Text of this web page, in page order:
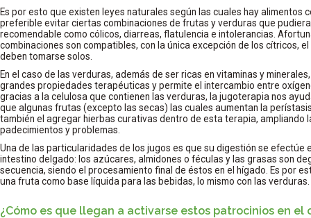
Es por esto que existen leyes naturales según las cuales hay alimentos
preferible evitar ciertas combinaciones de frutas y verduras que
recomendable como cólicos, diarreas, flatulencia e intolerancias.
combinaciones son compatibles, con la única excepción de los cítricos,
deben tomarse solos.
En el caso de las verduras, además de ser ricas en vitaminas y
grandes propiedades terapéuticas y permite el intercambio entre
gracias a la celulosa que contienen las verduras, la jugoterapia nos
que algunas frutas (excepto las secas) las cuales aumentan la
también el agregar hierbas curativas dentro de esta terapia, ampliando
padecimientos y problemas.
Una de las particularidades de los jugos es que su digestión se efectúe
intestino delgado: los azúcares, almidones o féculas y las grasas son
secuencia, siendo el procesamiento final de éstos en el hígado. Es por
una fruta como base líquida para las bebidas, lo mismo con las verduras.
¿Cómo es que llegan a activarse estos patrocinios en el